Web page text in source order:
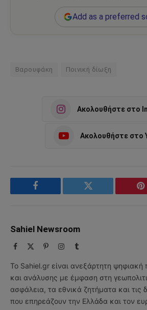
Add as a preferred
Βαρουφάκη Ποινική δίωξη
Ακολουθήστε στο
Ακολουθήστε στο
Facebook Twitter
Sahiel Newsroom
Facebook PinterestInstagram
Tumblr
Το Sahiel.gr είναι ανεξάρτητη
και ανάλυσης με έμφαση στη
ασφάλεια, τα εθνικά ζητήματα και τις
που επηρεάζουν την Ελλάδα και τον